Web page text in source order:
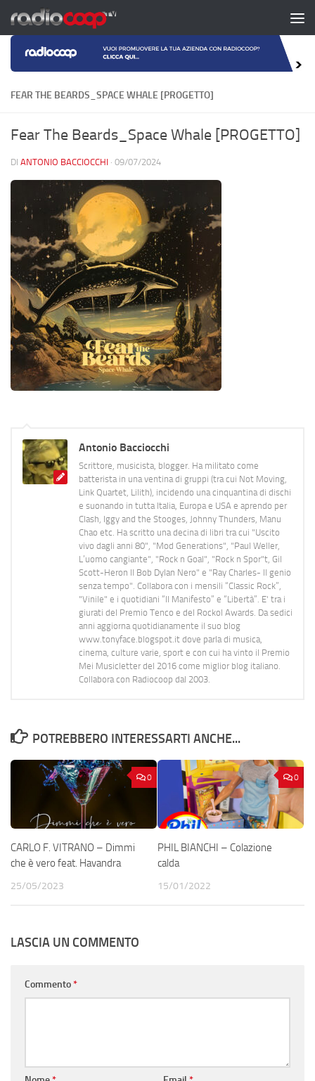
Salta al contenuto
FEAR THE BEARDS_SPACE WHALE [PROGETTO]
Fear The Beards_Space Whale [PROGETTO]
DI ANTONIO BACCIOCCHI · 09/07/2024
Antonio Bacciocchi
Scrittore, musicista, blogger. Ha militato come
batterista in una ventina di gruppi (tra cui Not Moving,
Link Quartet, Lilith), incidendo una cinquantina di dischi
e suonando in tutta Italia, Europa e USA e aprendo per
Clash, Iggy and the Stooges, Johnny Thunders, Manu
Chao etc. Ha scritto una decina di libri tra cui "Uscito
vivo dagli anni 80", "Mod Generations", "Paul Weller,
L’uomo cangiante", "Rock n Goal", "Rock n Spor"t, Gil
Scott-Heron Il Bob Dylan Nero" e "Ray Charles- Il genio
senza tempo". Collabora con i mensili “Classic Rock”,
"Vinile" e i quotidiani “Il Manifesto” e “Libertà”. E' tra i
giurati del Premio Tenco e del Rockol Awards. Da sedici
anni aggiorna quotidianamente il suo blog
www.tonyface.blogspot.it dove parla di musica,
cinema, culture varie, sport e con cui ha vinto il Premio
Mei Musicletter del 2016 come miglior blog italiano.
Collabora con Radiocoop dal 2003.
POTREBBERO INTERESSARTI ANCHE...
0
CARLO F. VITRANO – Dimmi
che è vero feat. Havandra
25/05/2023
0
PHIL BIANCHI – Colazione
calda
15/01/2022
LASCIA UN COMMENTO
Commento*